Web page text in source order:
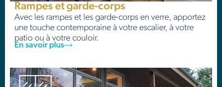
Rampes et garde-corps
Avec les rampes et les garde-corps en verre, apportez
une touche contemporaine à votre escalier, à votre
patio ou à votre couloir.
En savoir plus